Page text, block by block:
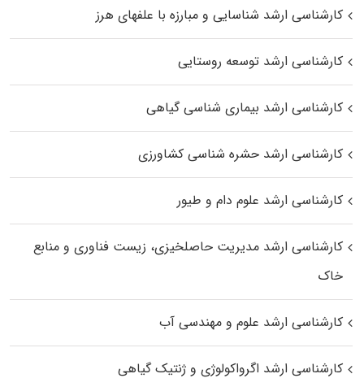
کارشناسی ارشد شناسایی و مبارزه با علفهای هرز
کارشناسی ارشد توسعه روستایی
کارشناسی ارشد بیماری‌ شناسی گیاهی
کارشناسی ارشد حشره‌ شناسی کشاورزی
کارشناسی ارشد علوم دام و طیور
کارشناسی ارشد مدیریت حاصلخیزی، زیست فناوری و منابع
خاک
کارشناسی ارشد علوم و مهندسی آب
کارشناسی ارشد اگرواکولوژی و ژنتیک گیاهی